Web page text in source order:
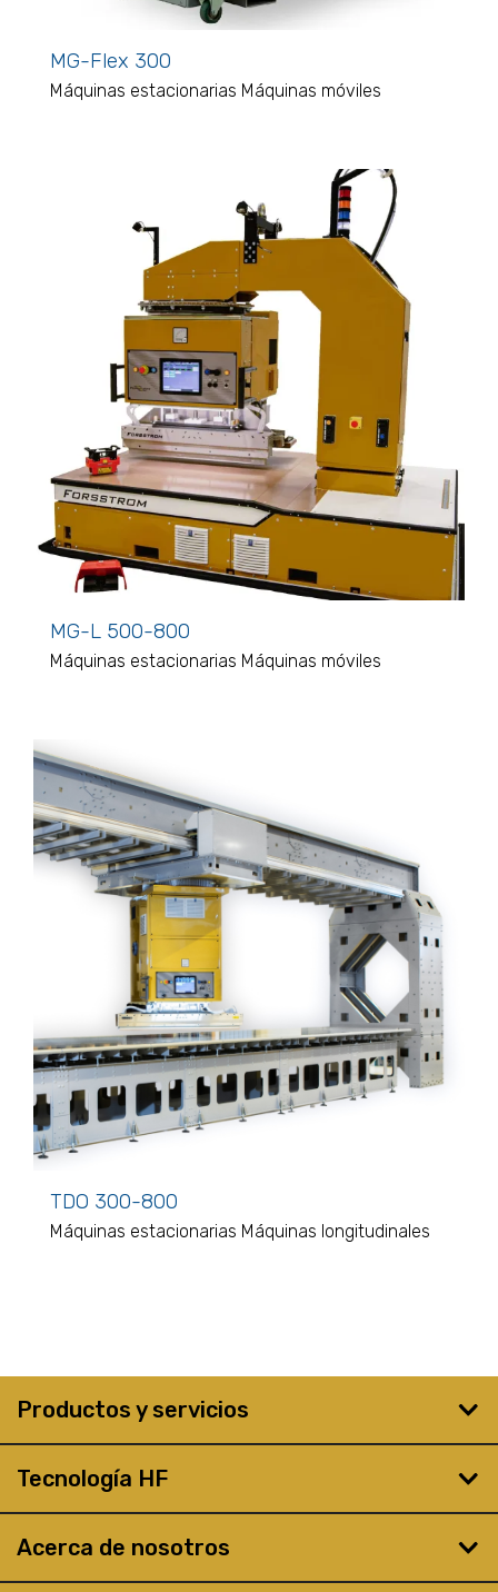
MG-Flex 300
Máquinas estacionarias Máquinas móviles
MG-L 500-800
Máquinas estacionarias Máquinas móviles
TDO 300-800
Máquinas estacionarias Máquinas longitudinales
Productos y servicios
Tecnología HF
Acerca de nosotros